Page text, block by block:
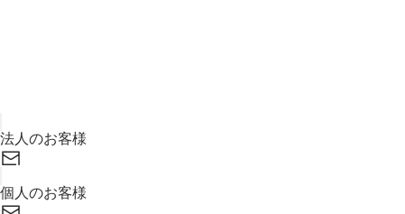
法人のお客様
個人のお客様